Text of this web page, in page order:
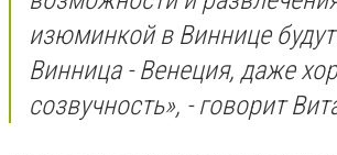
изюминкой в ​​Виннице
Винница -Венеция, даже
созвучность», - говорит